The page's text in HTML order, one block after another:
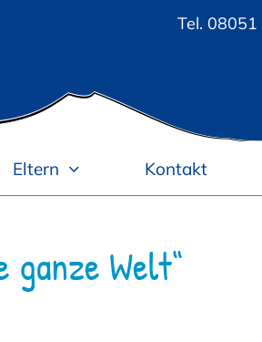
Tel.
Eltern Kontakt
ganze Welt“